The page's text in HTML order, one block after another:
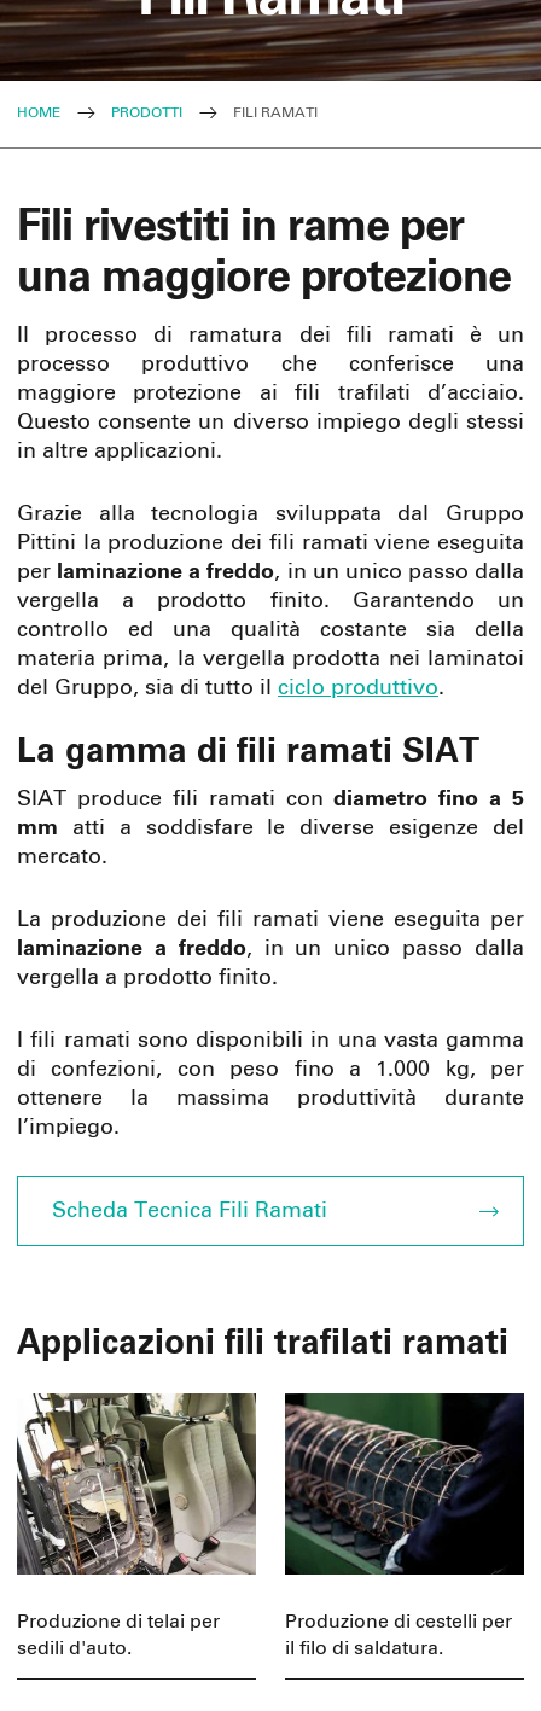
HOME PRODOTTI FILI RAMATI
Fili rivestiti in rame per
una maggiore protezione
Il processo di ramatura dei fili ramati è un
processo produttivo che conferisce una
maggiore protezione ai fili trafilati d’acciaio.
Questo consente un diverso impiego degli stessi
in altre applicazioni.
Grazie alla tecnologia sviluppata dal Gruppo
Pittini la produzione dei fili ramati viene eseguita
per laminazione a freddo, in un unico passo dalla
vergella a prodotto finito. Garantendo un
controllo ed una qualità costante sia della
materia prima, la vergella prodotta nei laminatoi
del Gruppo, sia di tutto il ciclo produttivo.
La gamma di fili ramati SIAT
SIAT produce fili ramati condiametro fino a 5
mm atti a soddisfare le diverse esigenze del
mercato.
La produzione dei fili ramati viene eseguita per
laminazione a freddo, in un unico passo dalla
vergella a prodotto finito.
I fili ramati sono disponibili in una vasta gamma
di confezioni, con peso fino a 1.000 kg, per
ottenere la massima produttività durante
l’impiego.
Scheda Tecnica Fili Ramati
Applicazioni fili trafilati ramati
Produzione di telai per
sedili d'auto.
Produzione di cestelli per
il filo di saldatura.